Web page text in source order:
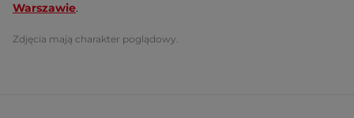
Warszawie.
Zdjęcia mają charakter poglądowy.